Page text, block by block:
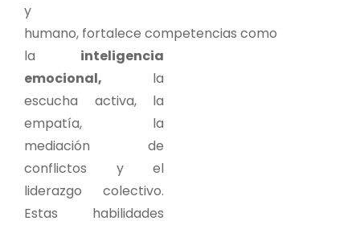
y
humano, fortalece competencias como
la inteligencia
emocional, la
escucha activa, la
empatía, la
mediación de
conflictos y el
liderazgo colectivo.
Estas habilidades